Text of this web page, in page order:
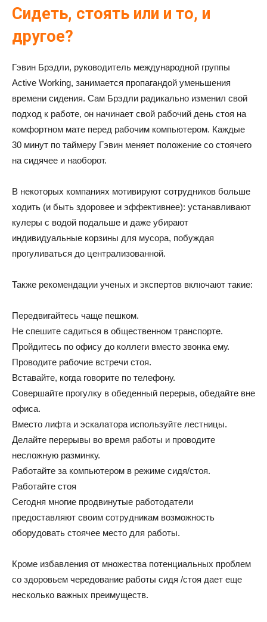
Сидеть, стоять или и то, и
другое?
Гэвин Брэдли, руководитель международной группы
Active Working, занимается пропагандой уменьшения
времени сидения. Сам Брэдли радикально изменил свой
подход к работе, он начинает свой рабочий день стоя на
комфортном мате перед рабочим компьютером. Каждые
30 минут по таймеру Гэвин меняет положение со стоячего
на сидячее и наоборот.
В некоторых компаниях мотивируют сотрудников больше
ходить (и быть здоровее и эффективнее): устанавливают
кулеры с водой подальше и даже убирают
индивидуальные корзины для мусора, побуждая
прогуливаться до централизованной.
Также рекомендации ученых и экспертов включают такие:
Передвигайтесь чаще пешком.
Не спешите садиться в общественном транспорте.
Пройдитесь по офису до коллеги вместо звонка ему.
Проводите рабочие встречи стоя.
Вставайте, когда говорите по телефону.
Совершайте прогулку в обеденный перерыв, обедайте вне
офиса.
Вместо лифта и эскалатора используйте лестницы.
Делайте перерывы во время работы и проводите
несложную разминку.
Работайте за компьютером в режиме сидя/стоя.
Работайте стоя
Сегодня многие продвинутые работодатели
предоставляют своим сотрудникам возможность
оборудовать стоячее место для работы.
Кроме избавления от множества потенциальных проблем
со здоровьем чередование работы сидя /стоя дает еще
несколько важных преимуществ.